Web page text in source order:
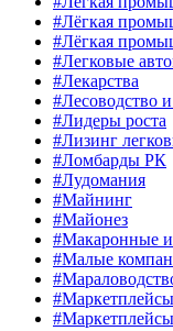
#Лёгкая
#Лёгкая
#Легковые
#Лекарства
#Лесоводство
#Лидеры роста
#Лизинг
#Ломбарды РК
#Лудомания
#Майнинг
#Майонез
#Макаронные
#Малые